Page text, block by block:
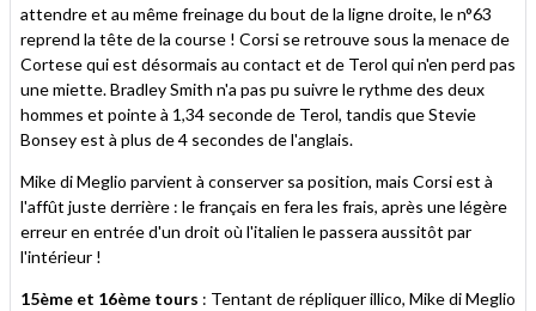
attendre et au même freinage du bout de la ligne droite, le n°63
reprend la tête de la course ! Corsi se retrouve sous la menace de
Cortese qui est désormais au contact et de Terol qui n'en perd pas
une miette. Bradley Smith n'a pas pu suivre le rythme des deux
hommes et pointe à 1,34 seconde de Terol, tandis que Stevie
Bonsey est à plus de 4 secondes de l'anglais.
Mike di Meglio parvient à conserver sa position, mais Corsi est à
l'affût juste derrière : le français en fera les frais, après une légère
erreur en entrée d'un droit où l'italien le passera aussitôt par
l'intérieur !
15ème et 16ème tours : Tentant de répliquer illico, Mike di Meglio